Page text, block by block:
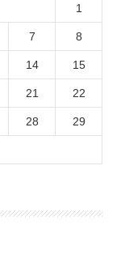
1
7 8
14 15
21 22
28 29